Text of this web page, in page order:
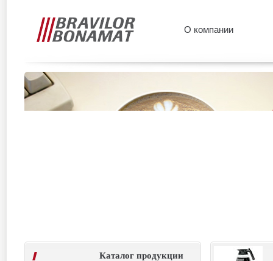
О компании
Каталог продукции